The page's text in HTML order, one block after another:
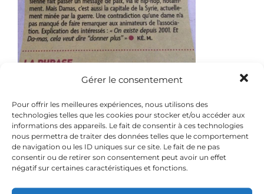
Gérer le consentement
Pour offrir les meilleures expériences, nous utilisons des
technologies telles que les cookies pour stocker et/ou accéder aux
informations des appareils. Le fait de consentir à ces technologies
nous permettra de traiter des données telles que le comportement
de navigation ou les ID uniques sur ce site. Le fait de ne pas
consentir ou de retirer son consentement peut avoir un effet
négatif sur certaines caractéristiques et fonctions.